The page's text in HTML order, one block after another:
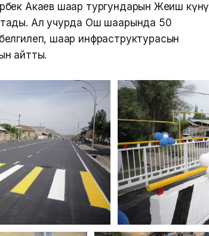
Акаев шаар тургундарын Жеңиш күнү
Ал учурда Ош шаарында 50
шаар инфраструктурасын
айтты.